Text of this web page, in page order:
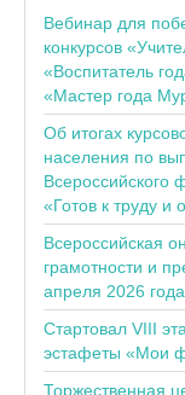
Вебинар для
конкурсов
«Воспитатель
«Мастер года
Об итогах
населения по
Всероссийского
«Готов к труду и
Всероссийская
грамотности и
апреля 2026 года
Стартовал VIII
эстафеты «Мои
Торжественная